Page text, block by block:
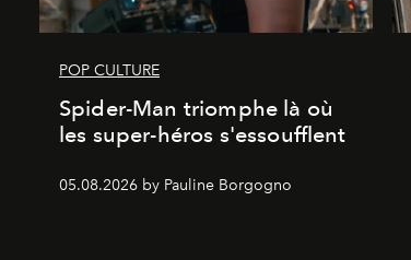
POP CULTURE
Spider-Man triomphe là où
les super-héros s'essoufflent
05.08.2026 by Pauline Borgogno